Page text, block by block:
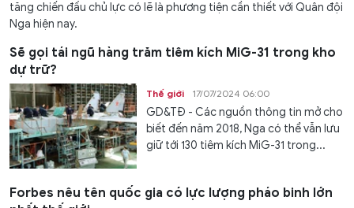
tăng chiến đấu chủ lực có lẽ là phương tiện cần thiết với Quân đội
Nga hiện nay.
Sẽ gọi tái ngũ hàng trăm tiêm kích MiG-31 trong kho
dự trữ?
Thế giới 17/07/2024 06:00
GD&TĐ - Các nguồn thông tin mở cho
biết đến năm 2018, Nga có thể vẫn lưu
giữ tới 130 tiêm kích MiG-31 trong...
Forbes nêu tên quốc gia có lực lượng pháo binh lớn